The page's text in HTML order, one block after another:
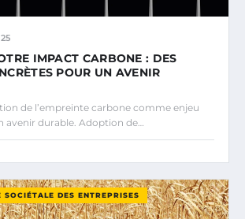
IMPACT CARBONE : DES
POUR UN AVENIR
de l’empreinte carbone comme enjeu
avenir durable. Adoption de…
SOCIÉTALE DES ENTREPRISES